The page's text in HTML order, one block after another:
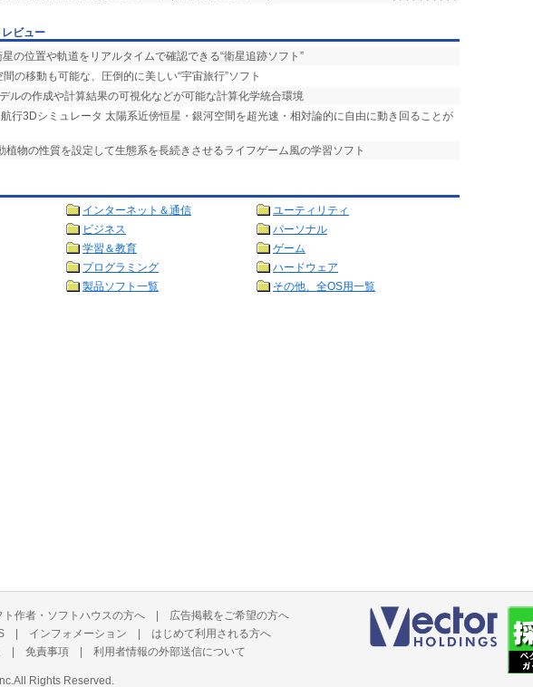
レビュー
の位置や軌道をリアルタイムで確認できる“衛星追跡ソフト”
の移動も可能な、圧倒的に美しい“宇宙旅行”ソフト
ルの作成や計算結果の可視化などが可能な計算化学統合環境
行3Dシミュレータ 太陽系近傍恒星・銀河空間を超光速・相対論的に自由に動き回ることが
植物の性質を設定して生態系を長続きさせるライフゲーム風の学習ソフト
インターネット＆通信
ユーティリティ
ビジネス
パーソナル
学習＆教育
ゲーム
プログラミング
ハードウェア
製品ソフト一覧 その他、全OS用一覧
ト作者・ソフトハウスの方へ | 広告掲載をご希望の方へ
| インフォメーション | はじめて利用される方へ
| 免責事項 | 利用者情報の外部送信について
All Rights Reserved.